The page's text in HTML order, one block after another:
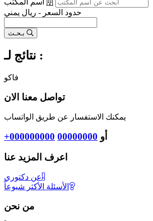
اسم المكتب
حدود السعر - ريال يمني
نتائج لـ :
فاكو
تواصل معنا الان
يمكنك الاستفسار عن طريق الواتساب
+000000000 أو 00000000
اعرف المزيد عنا
عن دكتوري
الأسئلة الأكثر شيوعاً
من نحن